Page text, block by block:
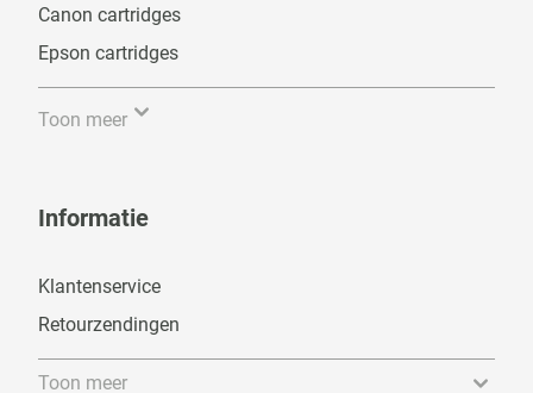
Canon cartridges
Epson cartridges
Toon meer
Informatie
Klantenservice
Retourzendingen
Toon meer